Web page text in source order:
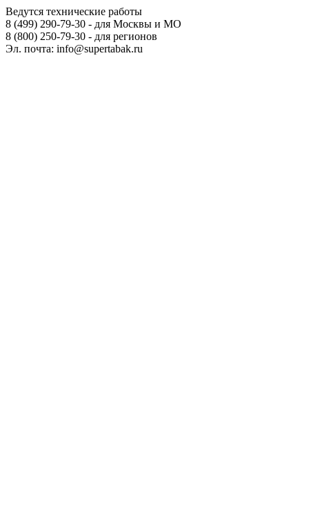
Ведутся технические работы
8 (499) 290-79-30 - для Москвы и МО
8 (800) 250-79-30 - для регионов
Эл. почта: info@supertabak.ru